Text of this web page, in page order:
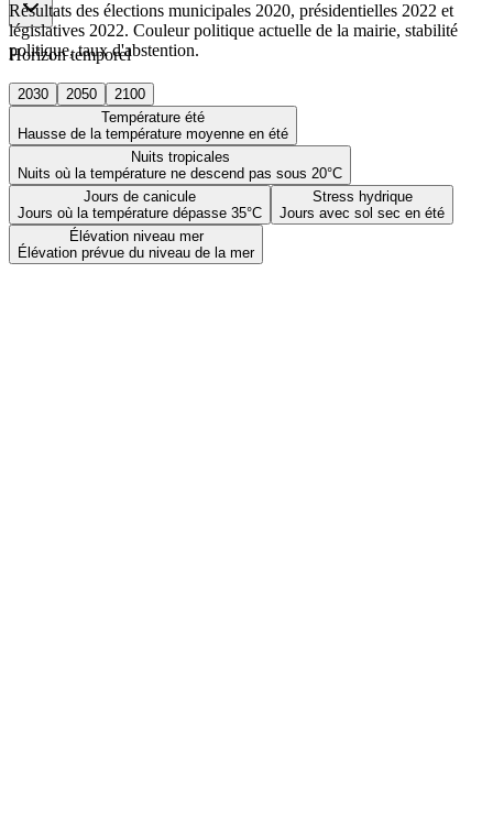
Horizon temporel
2030 2050
2100
Température été
Hausse de la température moyenne en été
Nuits tropicales
Nuits où la température ne descend pas sous 20°C
Jours de canicule
Jours où la température dépasse 35°C
Stress hydrique
Jours avec sol sec en été
Élévation niveau mer
Élévation prévue du niveau de la mer
Résultats des élections municipales 2020, présidentielles 2022 et
législatives 2022. Couleur politique actuelle de la mairie, stabilité
politique, taux d'abstention.